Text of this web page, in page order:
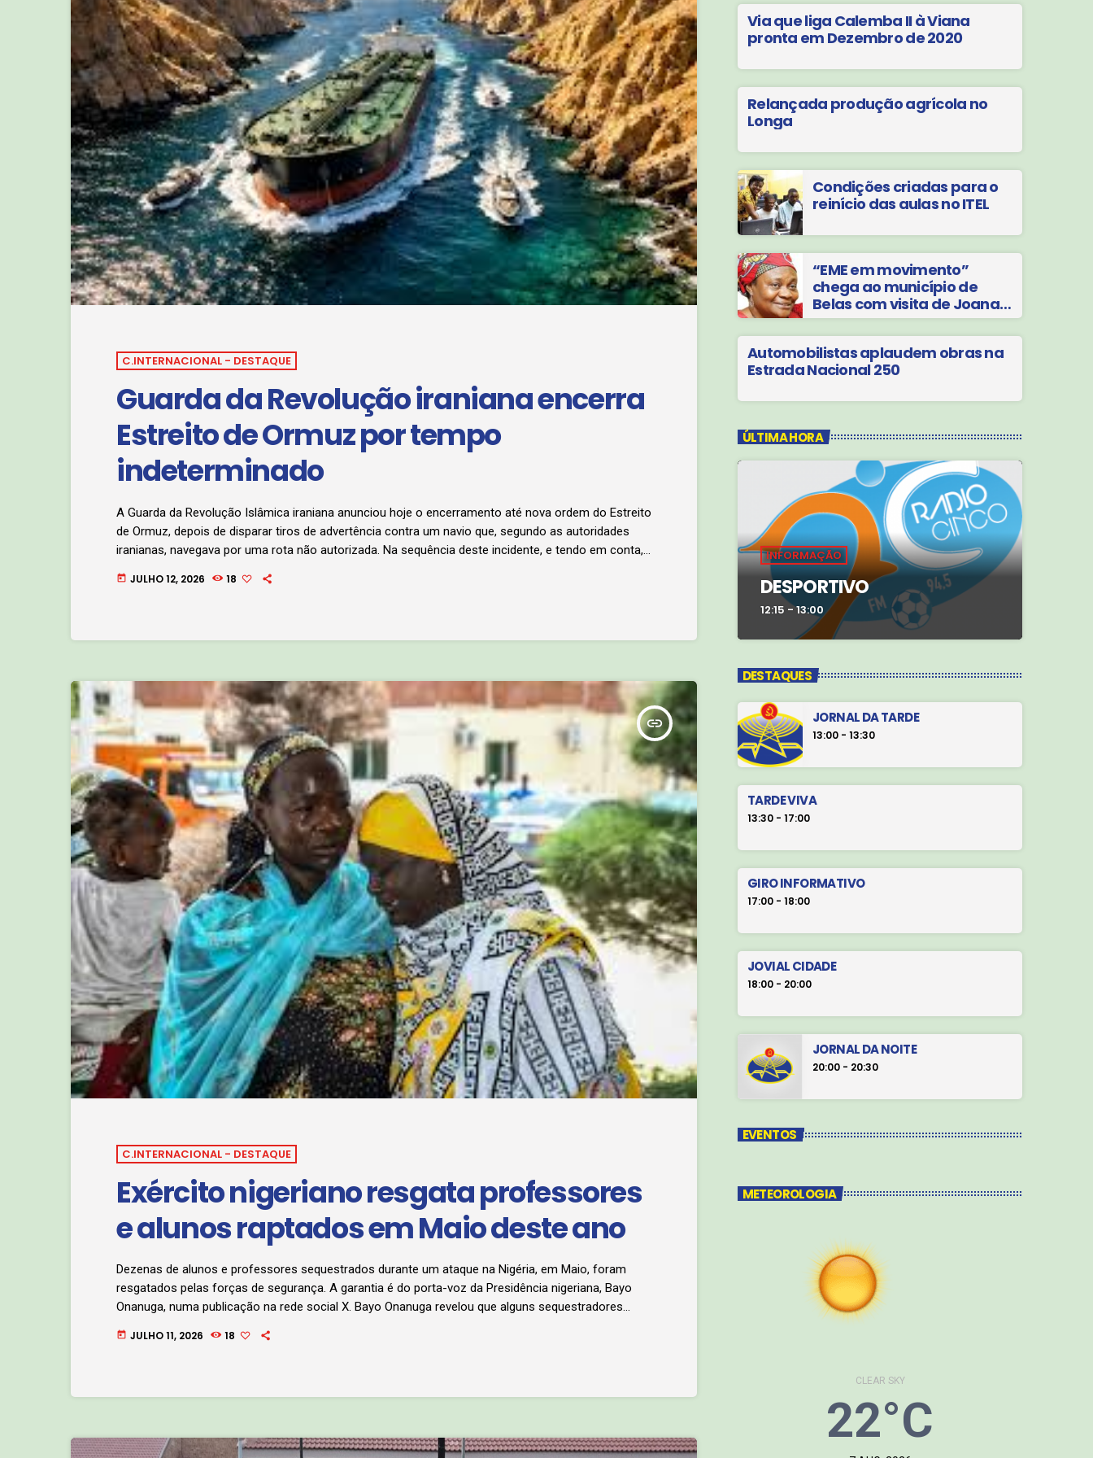
C.INTERNACIONAL - DESTAQUE
Guarda da Revolução iraniana encerra
Estreito de Ormuz por tempo
indeterminado
A Guarda da Revolução Islâmica iraniana anunciou hoje o encerramento até nova ordem do Estreito
de Ormuz, depois de disparar tiros de advertência contra um navio que, segundo as autoridades
iranianas, navegava por uma rota não autorizada. Na sequência deste incidente, e tendo em conta,
encerrado até nova ordem e até ao fim das intervenções norte-americanas […]
today JULHO 12, 2026 18
insert_link
C.INTERNACIONAL - DESTAQUE
Exército nigeriano resgata professores
e alunos raptados em Maio deste ano
Dezenas de alunos e professores sequestrados durante um ataque na Nigéria, em Maio, foram
resgatados pelas forças de segurança. A garantia é do porta-voz da Presidência nigeriana, Bayo
Onanuga, numa publicação na rede social X. Bayo Onanuga revelou que alguns sequestradores
today JULHO 11, 2026 18
Via que liga Calemba II à Viana
pronta em Dezembro de 2020
Relançada produção agrícola no
Longa
Condições criadas para o
reinício das aulas no ITEL
“EME em movimento”
chega ao município de
Belas com visita de Joana
Liana
Automobilistas aplaudem obras na
Estrada Nacional 250
ÚLTIMA HORA
INFORMAÇÃO
DESPORTIVO
12:15 - 13:00
DESTAQUES
JORNAL DA TARDE
13:00 - 13:30
TARDE VIVA
13:30 - 17:00
GIRO INFORMATIVO
17:00 - 18:00
JOVIAL CIDADE
18:00 - 20:00
JORNAL DA NOITE
20:00 - 20:30
EVENTOS
METEOROLOGIA
CLEAR SKY
22°C